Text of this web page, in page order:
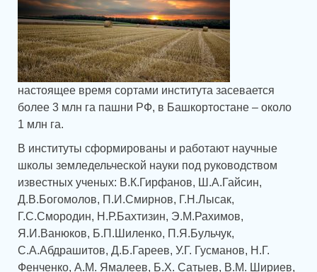
настоящее время сортами института засевается
более 3 млн га пашни РФ, в Башкортостане – около
1 млн га.
В институты сформированы и работают научные
школы земледельческой науки под руководством
известных ученых: В.К.Гирфанов, Ш.А.Гайсин,
Д.В.Богомолов, П.И.Смирнов, Г.Н.Лысак,
Г.С.Смородин, Н.Р.Бахтизин, Э.М.Рахимов,
Я.И.Ванюков, Б.П.Шиленко, П.Я.Бульчук,
С.А.Абдрашитов, Д.Б.Гареев, У.Г. Гусманов, Н.Г.
Фенченко, А.М. Ямалеев, Б.Х. Сатыев, В.М. Шириев,